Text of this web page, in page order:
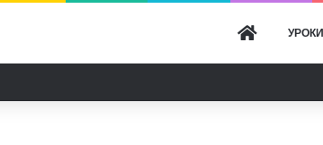
ГОЛОВНА
УРОКИ